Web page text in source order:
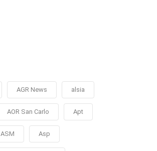
AGR News alsia
AOR San Carlo Apt
ASM Asp